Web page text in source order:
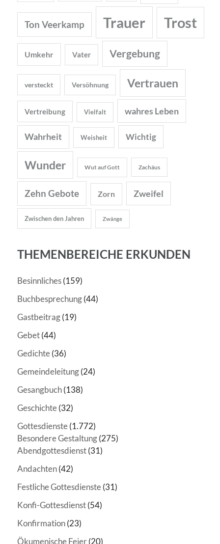
Ton Veerkamp Trauer Trost
Umkehr Vater Vergebung
versteckt Versöhnung Vertrauen
Vertreibung Vielfalt wahres Leben
Wahrheit Weisheit Wichtig
Wunder Wut auf Gott Zachäus
Zehn Gebote Zorn Zweifel
Zwischen den Jahren Zwänge
THEMENBEREICHE ERKUNDEN
Besinnliches(159)
Buchbesprechung(44)
Gastbeitrag(19)
Gebet(44)
Gedichte(36)
Gemeindeleitung(24)
Gesangbuch(138)
Geschichte(32)
Gottesdienste(1.772)
Besondere Gestaltung(275)
Abendgottesdienst(31)
Andachten(42)
Festliche Gottesdienste(31)
Konfi-Gottesdienst(54)
Konfirmation(23)
Ökumenische Feier(20)